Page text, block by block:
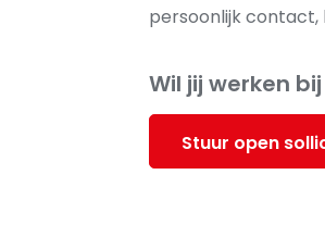
persoonlijk contact,
Wil jij werken
Stuur open